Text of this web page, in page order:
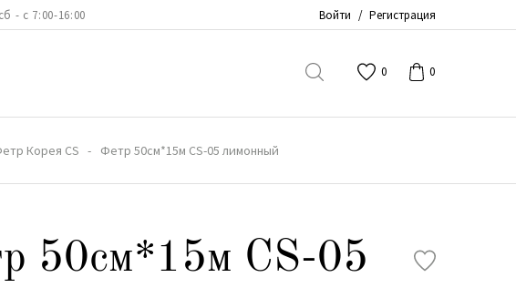
- с 7:00-16:00 Войти / Регистрация
0 0
Корея CS Фетр 50см*15м CS-05 лимонный
50см*15м CS-05